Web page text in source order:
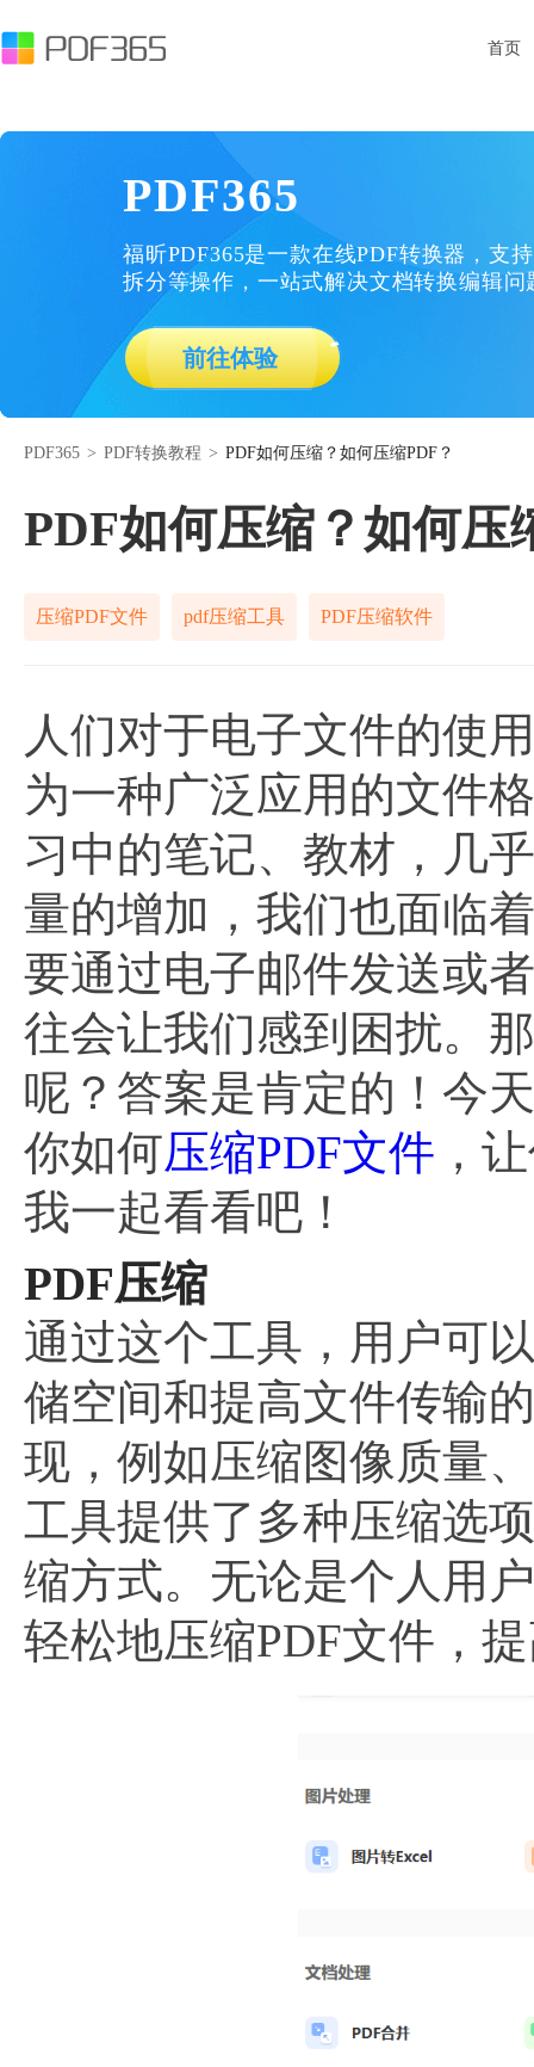
首页
PDF365
福昕PDF365是一款在线PDF转换器，支
拆分等操作，一站式解决文档转换编辑问
前往体验
PDF365 > PDF转换教程 > PDF如何压缩？如何压缩PDF？
PDF如何压缩？如何压
压缩PDF文件 pdf压缩工具 PDF压缩软件
人们对于电子文件的使
为一种广泛应用的文件
习中的笔记、教材，几
量的增加，我们也面临
要通过电子邮件发送或
往会让我们感到困扰。
呢？答案是肯定的！今
你如何压缩PDF文件 ，
我一起看看吧！
PDF压缩
通过这个工具，用户可
储空间和提高文件传输
现，例如压缩图像质量
工具提供了多种压缩选
缩方式。无论是个人用
轻松地压缩PDF文件，